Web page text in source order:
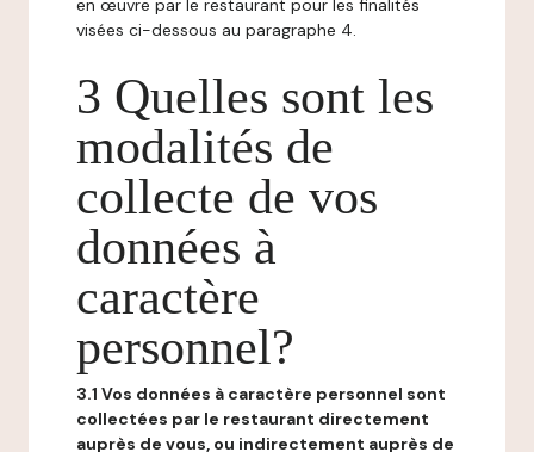
en œuvre par le restaurant pour les finalités
visées ci-dessous au paragraphe 4.
3 Quelles sont les
modalités de
collecte de vos
données à
caractère
personnel?
3.1 Vos données à caractère personnel sont
collectées par le restaurant directement
auprès de vous, ou indirectement auprès de